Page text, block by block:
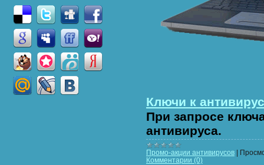
Ключи к
При запросе
антивируса.
Промо-акции антивирусов
Комментарии (0)